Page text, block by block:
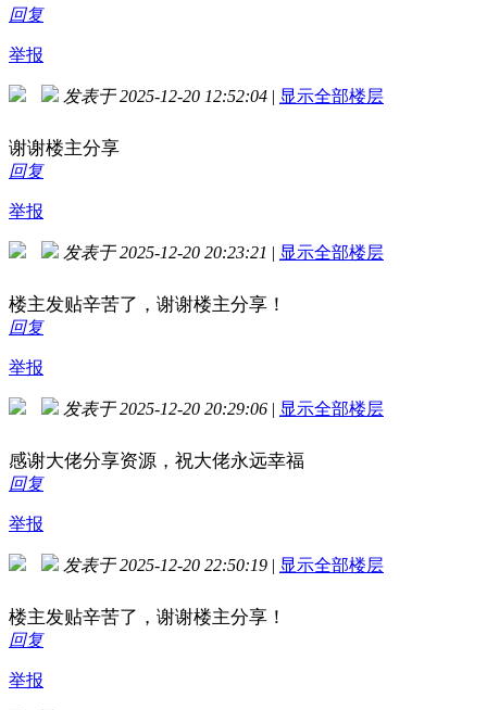
回复
举报
发表于 2025-12-20 12:52:04 | 显示全部楼层
谢谢楼主分享
回复
举报
发表于 2025-12-20 20:23:21 | 显示全部楼层
楼主发贴辛苦了，谢谢楼主分享！
回复
举报
发表于 2025-12-20 20:29:06 | 显示全部楼层
感谢大佬分享资源，祝大佬永远幸福
回复
举报
发表于 2025-12-20 22:50:19 | 显示全部楼层
楼主发贴辛苦了，谢谢楼主分享！
回复
举报